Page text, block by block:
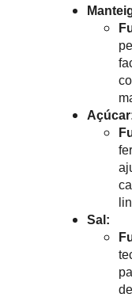
Sal: